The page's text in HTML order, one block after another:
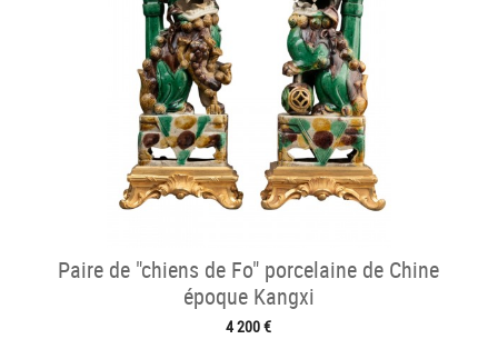
Paire de "chiens de Fo" porcelaine de Chine
époque Kangxi
4 200 €